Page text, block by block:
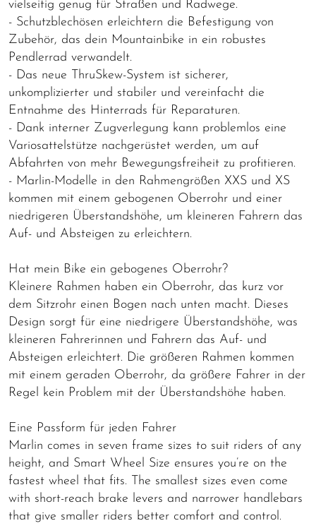
vielseitig genug für Straßen und Radwege.
- Schutzblechösen erleichtern die Befestigung von
Zubehör, das dein Mountainbike in ein robustes
Pendlerrad verwandelt.
- Das neue ThruSkew-System ist sicherer,
unkomplizierter und stabiler und vereinfacht die
Entnahme des Hinterrads für Reparaturen.
- Dank interner Zugverlegung kann problemlos eine
Variosattelstütze nachgerüstet werden, um auf
Abfahrten von mehr Bewegungsfreiheit zu profitieren.
- Marlin-Modelle in den Rahmengrößen XXS und XS
kommen mit einem gebogenen Oberrohr und einer
niedrigeren Überstandshöhe, um kleineren Fahrern das
Auf- und Absteigen zu erleichtern.
Hat mein Bike ein gebogenes Oberrohr?
Kleinere Rahmen haben ein Oberrohr, das kurz vor
dem Sitzrohr einen Bogen nach unten macht. Dieses
Design sorgt für eine niedrigere Überstandshöhe, was
kleineren Fahrerinnen und Fahrern das Auf- und
Absteigen erleichtert. Die größeren Rahmen kommen
mit einem geraden Oberrohr, da größere Fahrer in der
Regel kein Problem mit der Überstandshöhe haben.
Eine Passform für jeden Fahrer
Marlin comes in seven frame sizes to suit riders of any
height, and Smart Wheel Size ensures you’re on the
fastest wheel that fits. The smallest sizes even come
with short-reach brake levers and narrower handlebars
that give smaller riders better comfort and control.